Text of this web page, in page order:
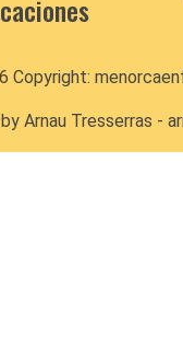
Copyright:
by Arnau Tresserras -